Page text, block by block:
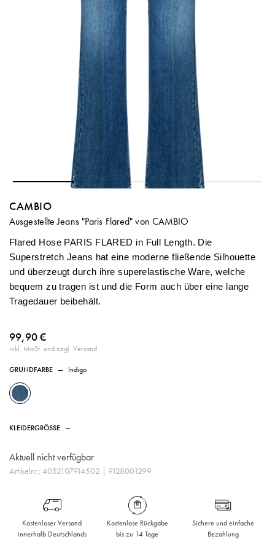
CAMBIO
Ausgestellte Jeans "Paris Flared" von CAMBIO
Flared Hose PARIS FLARED in Full Length. Die
Superstretch Jeans hat eine moderne fließende Silhouette
und überzeugt durch ihre superelastische Ware, welche
bequem zu tragen ist und die Form auch über eine lange
Tragedauer beibehält.
99,90 €
inkl. MwSt. und zzgl. Versand
GRUNDFARBE — Indigo
KLEIDERGRÖSSE —
Aktuell nicht verfügbar
Artikelnr.: 4052107914502 | 9128001299
Kostenloser Versand
innerhalb Deutschlands
Kostenlose Rückgabe
bis zu 14 Tage
Sichere und einfache
Bezahlung